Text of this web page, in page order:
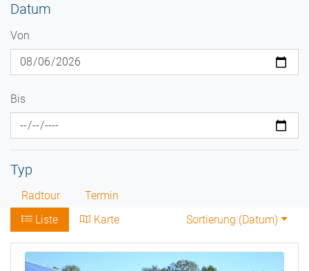
Datum
Von
Bis
Typ
Radtour
Termin
Liste
Karte Sortierung (Datum)